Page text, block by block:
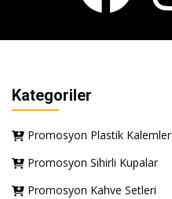
Kategoriler
Promosyon Plastik Kalemler
Promosyon Sihirli Kupalar
Promosyon Kahve Setleri